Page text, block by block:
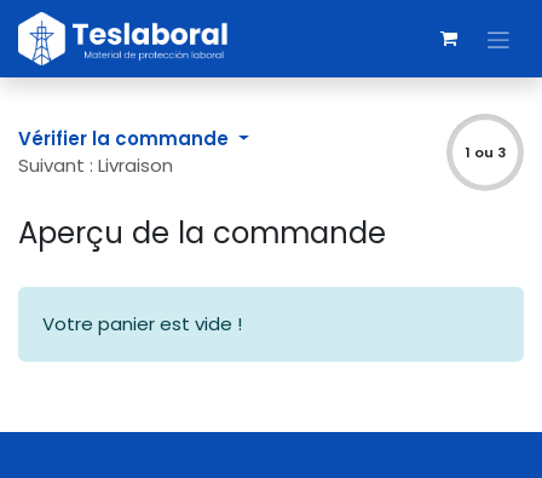
Se rendre au contenu
Vérifier la commande
Suivant : Livraison
1 ou 3
Aperçu de la commande
Votre panier est vide !